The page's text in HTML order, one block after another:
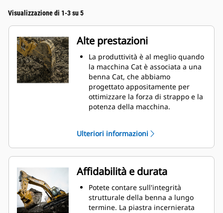
Visualizzazione di 1-3 su 5
Alte prestazioni
La produttività è al meglio quando
la macchina Cat è associata a una
benna Cat, che abbiamo
progettato appositamente per
ottimizzare la forza di strappo e la
potenza della macchina.
benna. Il gioco del tallone
aggiunto assicura che il fondo
della benna non si trascini,
riducendo i costi della
manutenzione.
I consumi di carburante si
innalzano sensibilmente durante
le operazioni di scavo. Le benne
Ulteriori informazioni
Affidabilità e durata
Potete contare sull'integrità
strutturale della benna a lungo
termine. La piastra incernierata